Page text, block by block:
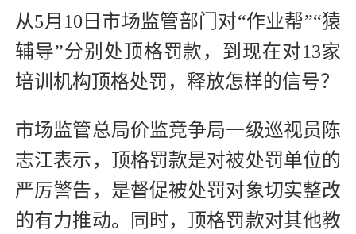
从5月10日市场监管部门对“作业帮”“猿
辅导”分别处顶格罚款，到现在对13家
培训机构顶格处罚，释放怎样的信号？
市场监管总局价监竞争局一级巡视员陈
志江表示，顶格罚款是对被处罚单位的
严厉警告，是督促被处罚对象切实整改
的有力推动。同时，顶格罚款对其他教